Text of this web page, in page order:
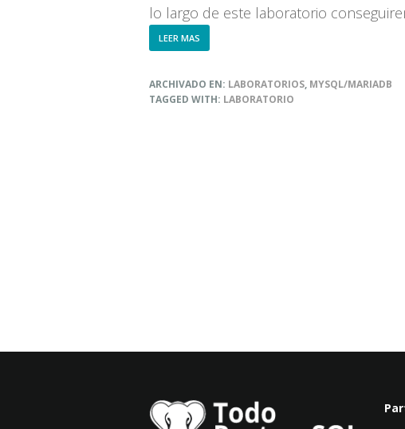
lo largo de este laboratorio
LEER MAS
LABORATORIO
TCL
Y
FUNCIONES
ARCHIVADO EN: LABORATORIOS, MYSQL/MARIADB
TAGGED WITH: LABORATORIO